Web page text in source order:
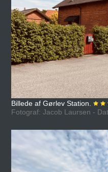
Billede af Gørlev Station.
Fotograf: Jacob Laursen -